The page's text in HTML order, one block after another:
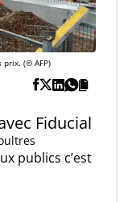
prix. (© AFP)
Fiducial
publics c’est